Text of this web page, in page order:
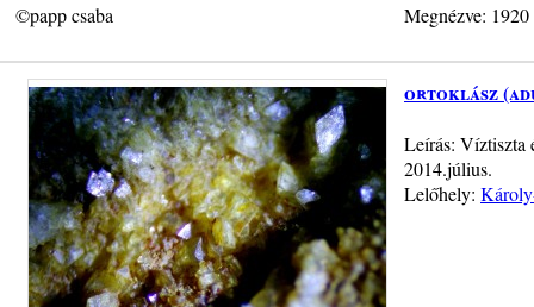
©papp csaba Megnézve:
ortoklász
Leírás: Víztiszta
2014.július.
Lelőhely: